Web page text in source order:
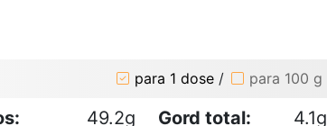
para 1 dose / para 100 g
49.2g Gord total:
4.1g